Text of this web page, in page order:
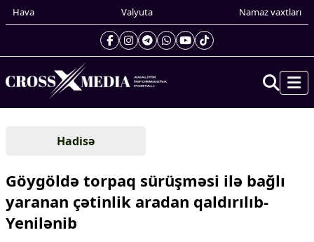
Hava Valyuta Namaz vaxtları
Gündəm
Xarici xəbərlər
Cənubi Qafqaz
Türk Dünyası
Hadisə
Göygöldə torpaq sürüşməsi ilə bağlı
yaranan çətinlik aradan qaldırılıb-
Yenilənib